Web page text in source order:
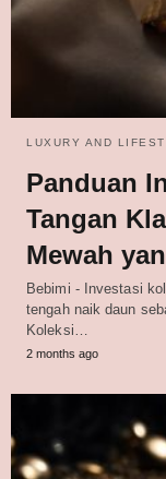
LUXURY AND
Panduan
Tangan
Mewah
Bebimi - Investasi
tengah naik daun
Koleksi…
2 months ago